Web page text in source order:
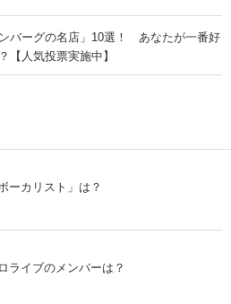
ンバーグの名店」10選！ あなたが一番好
【人気投票実施中】
ーカリスト」は？
ライブのメンバーは？